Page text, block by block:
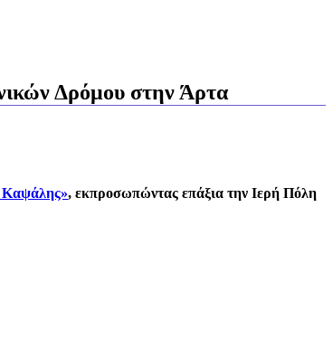
Δρόμου στην Άρτα
Καψάλης», εκπροσωπώντας επάξια την Ιερή Πόλη